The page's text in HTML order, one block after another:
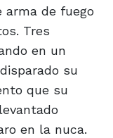
de fuego
Tres
en un
su
que su
en la nuca.